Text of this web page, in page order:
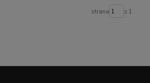
strana z 1